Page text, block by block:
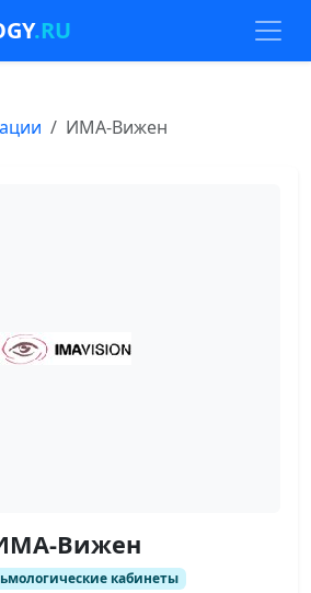
.RU
ИМА-Вижен
Вижен
кабинеты